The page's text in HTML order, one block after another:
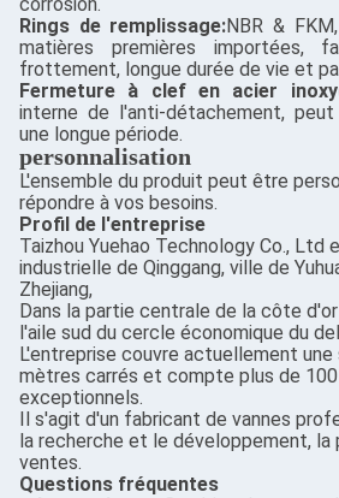
Rings de remplissage:NBR &
matières premières importées,
frottement, longue durée de vie et
Fermeture à clef en acier
interne de l'anti-détachement,
une longue période.
personnalisation
L'ensemble du produit peut être
répondre à vos besoins.
Profil de l'entreprise
Taizhou Yuehao Technology Co., Ltd
industrielle de Qinggang, ville de
Zhejiang,
Dans la partie centrale de la côte
l'aile sud du cercle économique du
L'entreprise couvre actuellement
mètres carrés et compte plus de
exceptionnels.
Il s'agit d'un fabricant de vannes
la recherche et le développement,
ventes.
Questions fréquentes